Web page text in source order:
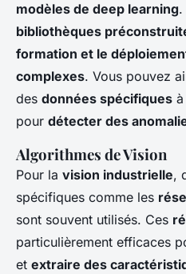
modèles de deep learning.
bibliothèques
formation et le
complexes. Vous pouvez
des données spécifiques
pour détecter des
Algorithmes de Vision
Pour la vision industrielle,
spécifiques comme les
sont souvent utilisés. Ces
particulièrement efficaces
et extraire des